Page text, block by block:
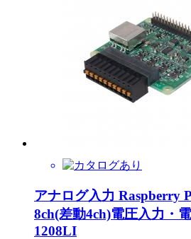
アナログ入力 Raspberry
8ch(差動4ch)電圧入力・
1208LI